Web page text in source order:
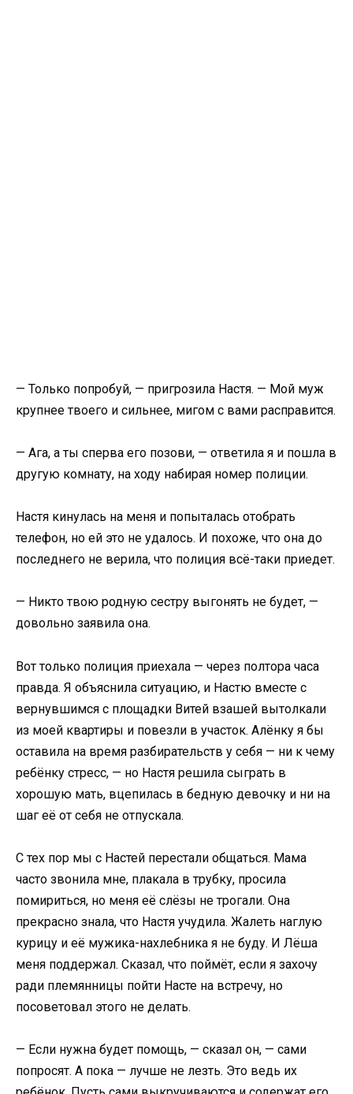
— Только попробуй, — пригрозила Настя. — Мой муж
крупнее твоего и сильнее, мигом с вами расправится.
— Ага, а ты сперва его позови, — ответила я и пошла в
другую комнату, на ходу набирая номер полиции.
Настя кинулась на меня и попыталась отобрать
телефон, но ей это не удалось. И похоже, что она до
последнего не верила, что полиция всё-таки приедет.
— Никто твою родную сестру выгонять не будет, —
довольно заявила она.
Вот только полиция приехала — через полтора часа
правда. Я объяснила ситуацию, и Настю вместе с
вернувшимся с площадки Витей взашей вытолкали
из моей квартиры и повезли в участок. Алёнку я бы
оставила на время разбирательств у себя — ни к чему
ребёнку стресс, — но Настя решила сыграть в
хорошую мать, вцепилась в бедную девочку и ни на
шаг её от себя не отпускала.
С тех пор мы с Настей перестали общаться. Мама
часто звонила мне, плакала в трубку, просила
помириться, но меня её слёзы не трогали. Она
прекрасно знала, что Настя учудила. Жалеть наглую
курицу и её мужика-нахлебника я не буду. И Лёша
меня поддержал. Сказал, что поймёт, если я захочу
ради племянницы пойти Насте на встречу, но
посоветовал этого не делать.
— Если нужна будет помощь, — сказал он, — сами
попросят. А пока — лучше не лезть. Это ведь их